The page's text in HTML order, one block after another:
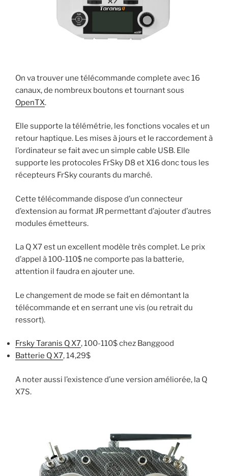
On va trouver une télécommande complete avec 16
canaux, de nombreux boutons et tournant sous
OpenTX.
Elle supporte la télémétrie, les fonctions vocales et un
retour haptique. Les mises à jours et le raccordement à
l’ordinateur se fait avec un simple cable USB. Elle
supporte les protocoles FrSky D8 et X16 donc tous les
récepteurs FrSky courants du marché.
Cette télécommande dispose d’un connecteur
d’extension au format JR permettant d’ajouter d’autres
modules émetteurs.
La Q X7 est un excellent modèle très complet. Le prix
d’appel à 100-110$ ne comporte pas la batterie,
attention il faudra en ajouter une.
Le changement de mode se fait en démontant la
télécommande et en serrant une vis (ou retrait du
ressort).
Frsky Taranis Q X7, 100-110$ chez Banggood
Batterie Q X7, 14,29$
A noter aussi l’existence d’une version améliorée, la Q
X7S.